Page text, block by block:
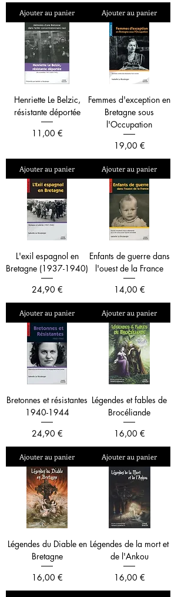
Ajouter au panier Ajouter au panier
Henriette Le Belzic,
résistante déportée
Prix
11,00 €
Ajouter au panier
Femmes d'exception en
Bretagne sous
l'Occupation
Prix
19,00 €
Ajouter au panier
L'exil espagnol en
Bretagne (1937-1940)
Prix
24,90 €
Ajouter au panier
Enfants de guerre dans
l'ouest de la France
Prix
14,00 €
Ajouter au panier
Bretonnes et résistantes
1940-1944
Prix
24,90 €
Ajouter au panier
Légendes et fables de
Brocéliande
Prix
16,00 €
Ajouter au panier
Légendes du Diable en
Bretagne
Prix
16,00 €
Légendes de la mort et
de l'Ankou
Prix
16,00 €